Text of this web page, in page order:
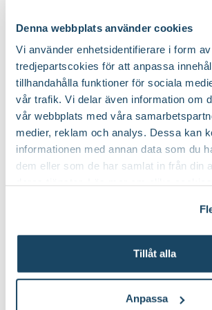
Denna webbplats använder cookies
Vi använder enhetsidentifierare i form
tredjepartscokies för att anpassa
tillhandahålla funktioner för sociala
vår trafik. Vi delar även information om
vår webbplats med våra
medier, reklam och analys. Dessa kan
informationen med annan data som du
dem eller som de har samlat in från din
Tillåt alla
Anpassa
Tips för hortensia i trädgården